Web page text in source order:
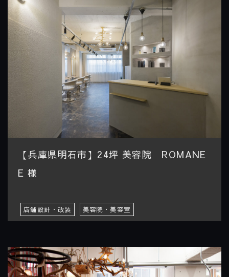
【兵庫県明石市】24坪 美容院 ROMANE
E 様
店舗設計・改装 美容院・美容室